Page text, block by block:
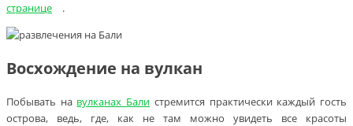
странице
.
Восхождение на вулкан
Побывать на вулканах Бали стремится практически каждый гость
острова, ведь, где, как не там можно увидеть все красоты